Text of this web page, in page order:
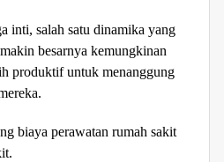
inti, salah satu dinamika yang
besarnya kemungkinan
produktif untuk menanggung
biaya perawatan rumah sakit